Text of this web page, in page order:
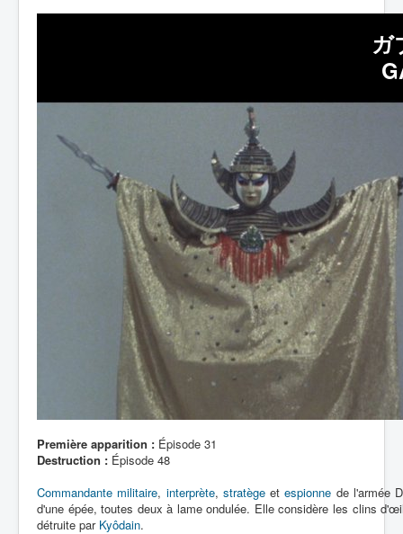
ガ
Première apparition : Épisode 31
Destruction : Épisode 48
Commandante militaire, interprète, stratègeetespionne de l'armée
d'une épée, toutes deux à lame ondulée. Elle considère les clins
détruite par Kyôdain.